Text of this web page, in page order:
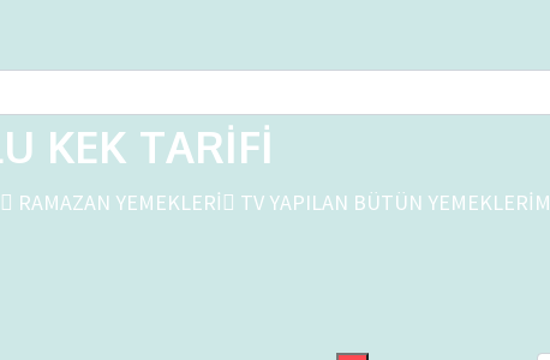
KEK TARİFİ
RAMAZAN YEMEKLERİ TV YAPILAN BÜTÜN YEMEKLERİM